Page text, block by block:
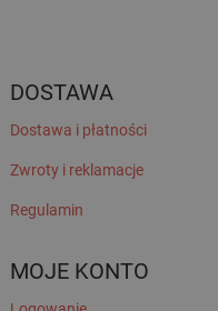
DOSTAWA
Dostawa i płatności
Zwroty i reklamacje
Regulamin
MOJE KONTO